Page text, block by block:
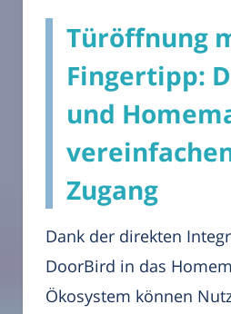
Türöffnung
Fingertipp:
und
Zugang
Dank der direkten
DoorBird in das
Ökosystem können